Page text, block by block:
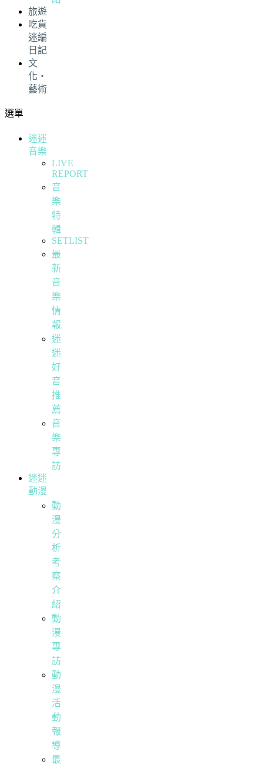
旅遊
吃貨
迷編
日記
文
化・
藝術
選單
迷迷
音樂
LIVE
REPORT
音
樂
特
輯
SETLIST
最
新
音
樂
情
報
迷
迷
好
音
推
薦
音
樂
專
訪
迷迷
動漫
動
漫
分
析
考
察
介
紹
動
漫
專
訪
動
漫
活
動
報
導
最